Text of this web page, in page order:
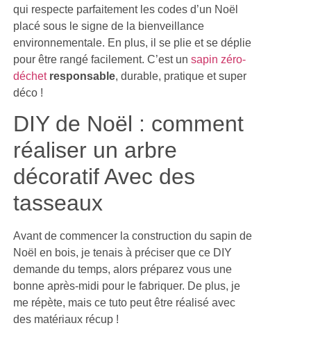
qui respecte parfaitement les codes d’un Noël
placé sous le signe de la bienveillance
environnementale. En plus, il se plie et se déplie
pour être rangé facilement. C’est unsapin zéro-
déchetresponsable, durable, pratique et super
déco !
DIY de Noël : comment
réaliser un arbre
décoratif Avec des
tasseaux
Avant de commencer la construction du sapin de
Noël en bois, je tenais à préciser que ce DIY
demande du temps, alors préparez vous une
bonne après-midi pour le fabriquer. De plus, je
me répète, mais ce tuto peut être réalisé avec
des matériaux récup !